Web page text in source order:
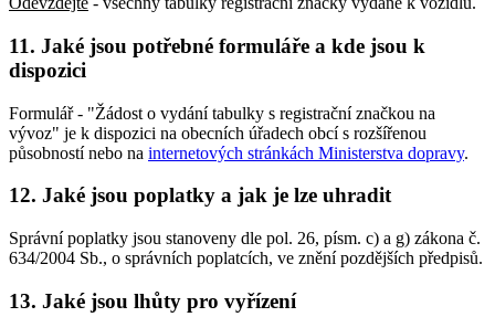
11. Jaké jsou potřebné formuláře a kde jsou k
dispozici
Formulář - "Žádost o vydání tabulky s registrační značkou na
vývoz" je k dispozici na obecních úřadech obcí s rozšířenou
působností nebo na internetových stránkách Ministerstva dopravy.
12. Jaké jsou poplatky a jak je lze uhradit
Správní poplatky jsou stanoveny dle pol. 26, písm. c) a g) zákona č.
634/2004 Sb., o správních poplatcích, ve znění pozdějších předpisů.
13. Jaké jsou lhůty pro vyřízení